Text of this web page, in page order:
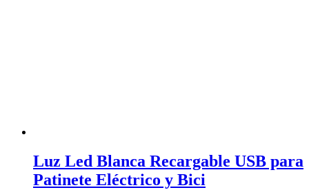
Luz Led Blanca Recargable USB para
Patinete Eléctrico y Bici